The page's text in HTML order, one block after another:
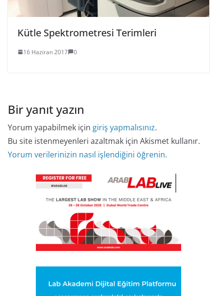
Kütle Spektrometresi Terimleri
16 Haziran 2017 0
Bir yanıt yazın
Yorum yapabilmek için giriş yapmalısınız.
Bu site istenmeyenleri azaltmak için Akismet kullanır.
Yorum verilerinizin nasıl işlendiğini öğrenin.